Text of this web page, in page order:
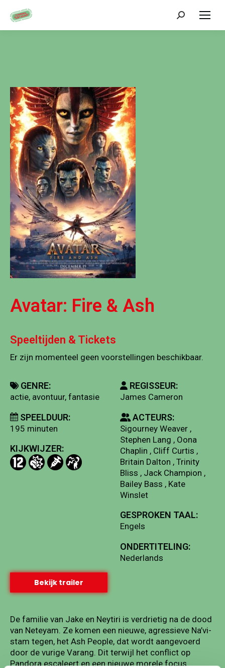
Zoeken:
Avatar: Fire & Ash
Speeltijden & Tickets
Er zijn momenteel geen voorstellingen beschikbaar.
GENRE:
actie, avontuur, fantasie
SPEELDUUR:
195 minuten
KIJKWIJZER:
REGISSEUR:
James Cameron
ACTEURS:
Sigourney Weaver ,
Stephen Lang , Oona
Chaplin , Cliff Curtis ,
Britain Dalton , Trinity
Bliss , Jack Champion ,
Bailey Bass , Kate
Winslet
GESPROKEN TAAL:
Engels
ONDERTITELING:
Nederlands
Bekijk trailer
De familie van Jake en Neytiri is verdrietig na de dood
van Neteyam. Ze komen een nieuwe, agressieve Na’vi-
stam tegen, het Ash People, dat wordt aangevoerd
door de vurige Varang. Dit terwijl het conflict op
Pandora escaleert en een nieuwe morele focus